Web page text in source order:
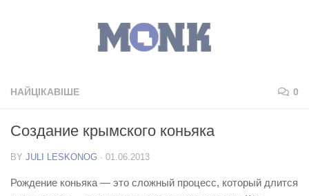
НАЙЦІКАВІШЕ 0
Создание крымского коньяка
BY JULI LESKONOG · 01.06.2013
Рождение коньяка — это сложный процесс, который длится